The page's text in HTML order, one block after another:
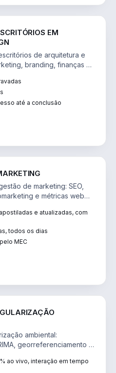
EM
de arquitetura e
branding, finanças e
até a conclusão
de marketing: SEO,
e métricas web
e atualizadas, com
todos os dias
MEC
ambiental:
georreferenciamento e
ao vivo, interação em tempo